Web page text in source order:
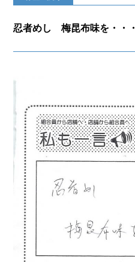
忍者めし 梅昆布味を・・・